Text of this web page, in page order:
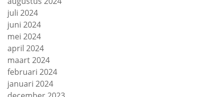
juli 2024
juni 2024
mei 2024
april 2024
maart 2024
februari 2024
januari 2024